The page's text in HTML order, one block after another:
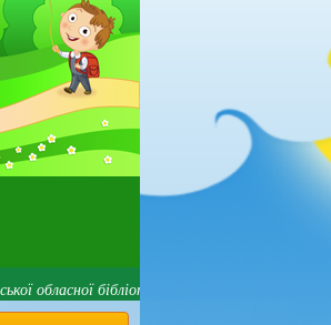
для дітей імені Дніпрової Чайки!